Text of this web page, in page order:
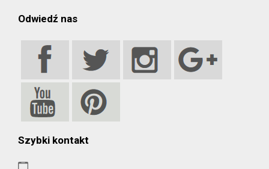
Odwiedź nas
Szybki kontakt